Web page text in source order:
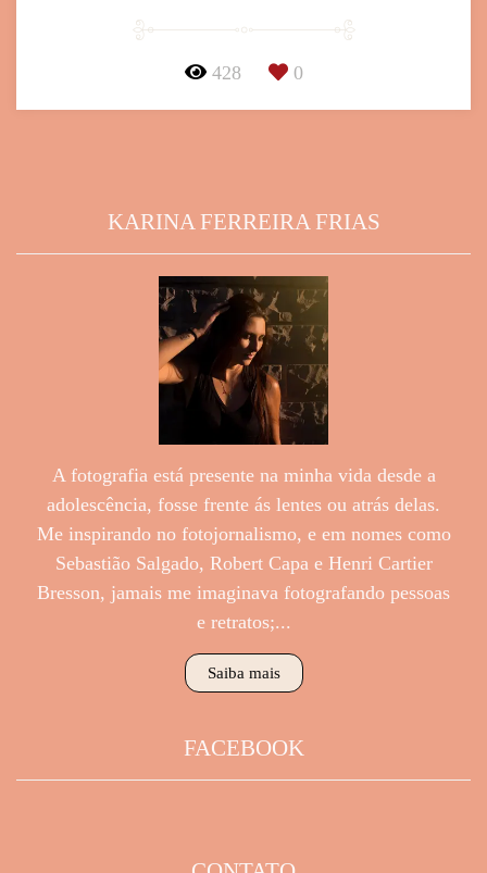
428 0
KARINA FERREIRA FRIAS
A fotografia está presente na minha vida desde a
adolescência, fosse frente ás lentes ou atrás delas.
Me inspirando no fotojornalismo, e em nomes como
Sebastião Salgado, Robert Capa e Henri Cartier
Bresson, jamais me imaginava fotografando pessoas
e retratos;...
Saiba mais
FACEBOOK